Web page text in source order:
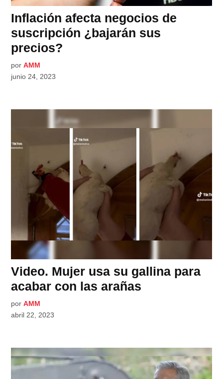
Inflación afecta negocios de
suscripción ¿bajarán sus
precios?
por AMM
junio 24, 2023
Video. Mujer usa su gallina para
acabar con las arañas
por AMM
abril 22, 2023